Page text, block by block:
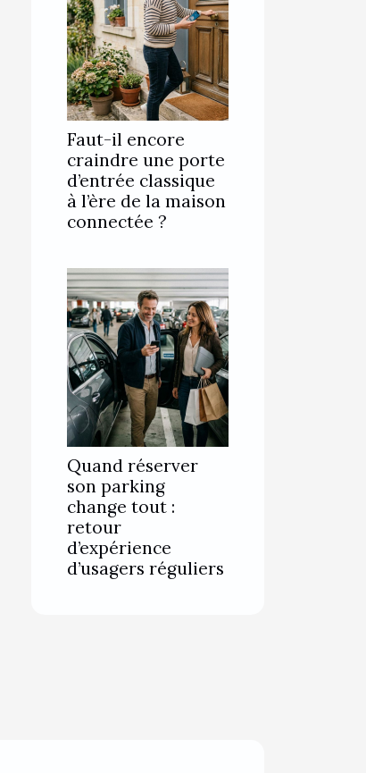
Faut-il encore
craindre une porte
d’entrée classique
à l’ère de la maison
connectée ?
Quand réserver
son parking
change tout :
retour
d’expérience
d’usagers réguliers